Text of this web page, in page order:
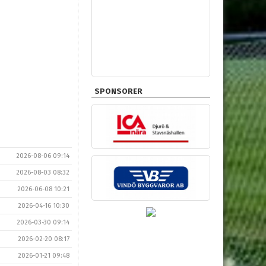
2026-08-06 09:14
2026-08-03 08:32
2026-06-08 10:21
2026-04-16 10:30
2026-03-30 09:14
2026-02-20 08:17
2026-01-21 09:48
SPONSORER